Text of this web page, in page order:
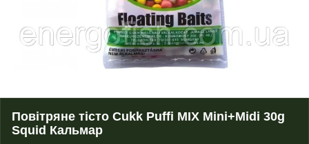
Повітряне тісто Cukk Puffi MIX Mini+Midi 30g
Squid Кальмар